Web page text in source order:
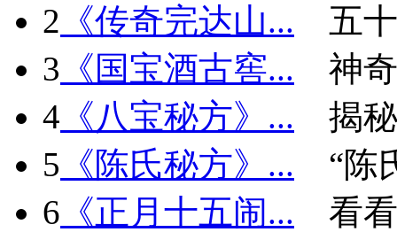
2 《传奇完达山...
五
3 《国宝酒古窖...
神
4 《八宝秘方》...
揭
5 《陈氏秘方》...
“陈
6 《正月十五闹...
看